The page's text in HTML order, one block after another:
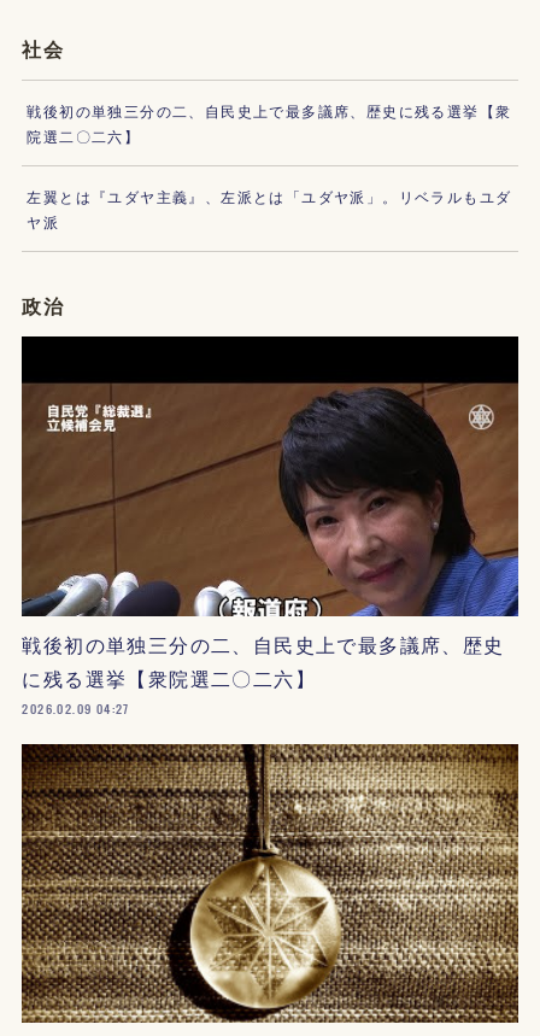
社会
戦後初の単独三分の二、自民史上で最多議席、歴史に残る選挙【衆
院選二〇二六】
左翼とは『ユダヤ主義』、左派とは「ユダヤ派」。リベラルもユダ
ヤ派
政治
戦後初の単独三分の二、自民史上で最多議席、歴史
に残る選挙【衆院選二〇二六】
2026.02.09 04:27